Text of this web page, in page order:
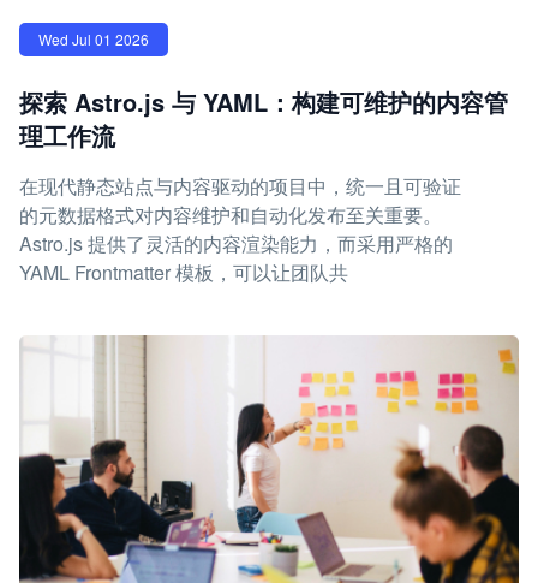
Wed Jul 01 2026
探索 Astro.js 与 YAML：构建可维护的内容管
理工作流
在现代静态站点与内容驱动的项目中，统一且可验证
的元数据格式对内容维护和自动化发布至关重要。
Astro.js 提供了灵活的内容渲染能力，而采用严格的
YAML Frontmatter 模板，可以让团队共